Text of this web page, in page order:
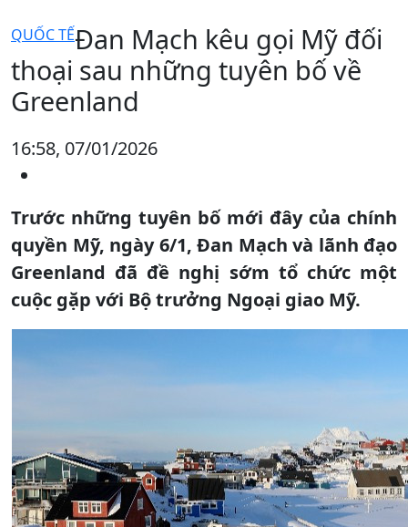
QUỐC TẾĐan Mạch kêu gọi Mỹ đối
thoại sau những tuyên bố về
Greenland
16:58, 07/01/2026
Trước những tuyên bố mới đây của chính
quyền Mỹ, ngày 6/1, Đan Mạch và lãnh đạo
Greenland đã đề nghị sớm tổ chức một
cuộc gặp với Bộ trưởng Ngoại giao Mỹ.